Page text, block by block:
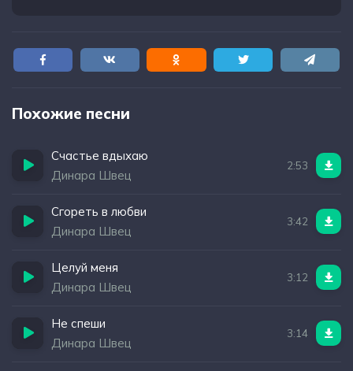
Похожие песни
Счастье вдыхаю
Динара Швец
2:53
Сгореть в любви
Динара Швец
3:42
Целуй меня
Динара Швец
3:12
Не спеши
Динара Швец
3:14